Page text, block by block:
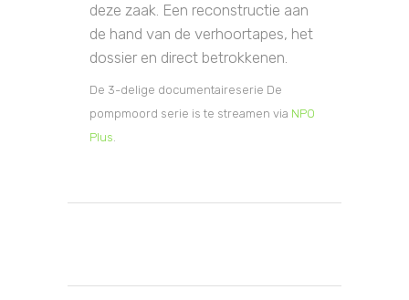
deze zaak. Een reconstructie aan
de hand van de verhoortapes, het
dossier en direct betrokkenen.
De 3-delige documentaireserie De
pompmoord serie is te streamen via NPO
Plus.